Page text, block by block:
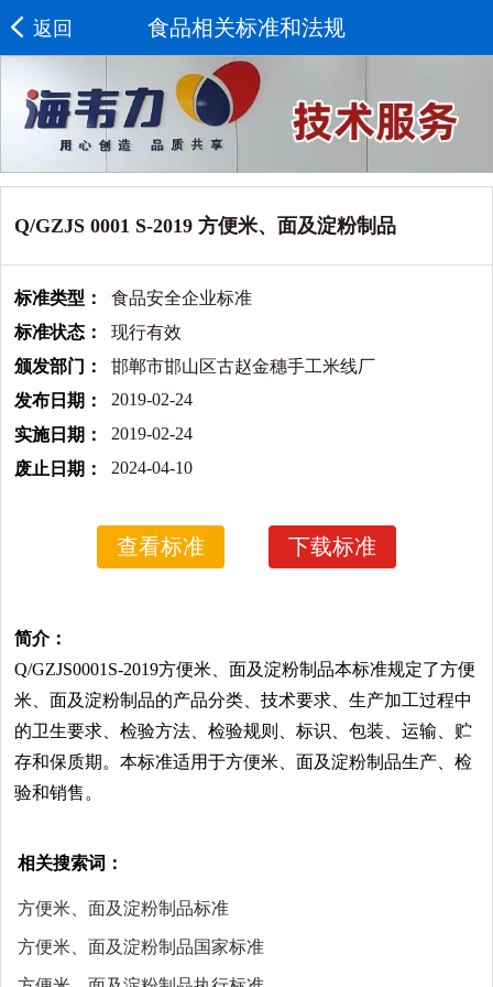
返回 食品相关标准和法规
Q/GZJS 0001 S-2019 方便米、面及淀粉制品
标准类型：
食品安全企业标准
标准状态：
现行有效
颁发部门：
邯郸市邯山区古赵金穗手工米线厂
发布日期：
2019-02-24
实施日期：
2019-02-24
废止日期：
2024-04-10
查看标准 下载标准
简介：
Q/GZJS0001S-2019方便米、面及淀粉制品本标准规定了方便
米、面及淀粉制品的产品分类、技术要求、生产加工过程中
的卫生要求、检验方法、检验规则、标识、包装、运输、贮
存和保质期。本标准适用于方便米、面及淀粉制品生产、检
验和销售。
相关搜索词：
方便米、面及淀粉制品标准
方便米、面及淀粉制品国家标准